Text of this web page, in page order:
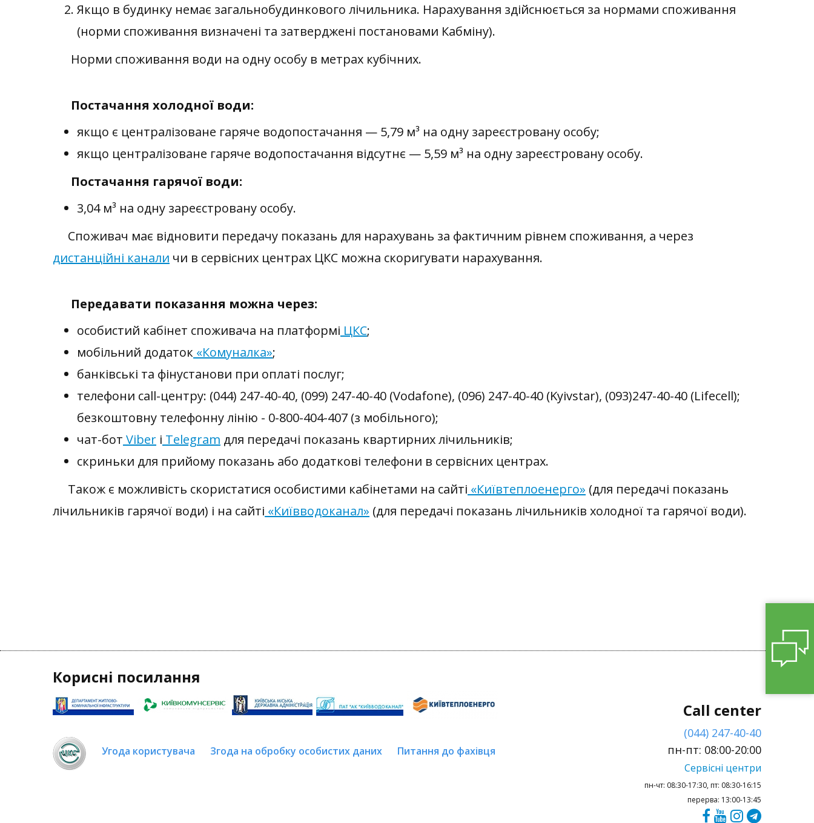
Якщо в будинку немає загальнобудинкового лічильника. Нарахування здійснюється за нормами споживання
(норми споживання визначені та затверджені постановами Кабміну).
Норми споживання води на одну особу в метрах кубічних.
Постачання холодної води:
якщо є централізоване гаряче водопостачання — 5,79 м³ на одну зареєстровану особу;
якщо централізоване гаряче водопостачання відсутнє — 5,59 м³ на одну зареєстровану особу.
Постачання гарячої води:
3,04 м³ на одну зареєстровану особу.
Споживач має відновити передачу показань для нарахувань за фактичним рівнем споживання, а через
дистанційні канали чи в сервісних центрах ЦКС можна скоригувати нарахування.
Передавати показання можна через:
особистий кабінет споживача на платформі ЦКС;
мобільний додаток «Комуналка»;
банківські та фінустанови при оплаті послуг;
телефони сall-центру: (044) 247-40-40, (099) 247-40-40 (Vodafone), (096) 247-40-40 (Kyivstar), (093)247-40-40 (Lifecell);
безкоштовну телефонну лінію - 0-800-404-407 (з мобільного);
чат-бот Viber і Telegram для передачі показань квартирних лічильників;
скриньки для прийому показань або додаткові телефони в сервісних центрах.
Також є можливість скористатися особистими кабінетами на сайті «Київтеплоенерго» (для передачі показань
лічильників гарячої води) і на сайті «Київводоканал» (для передачі показань лічильників холодної та гарячої води).
Корисні посилання
Угода користувача Згода на обробку особистих даних Питання до фахівця
Call center
(044) 247-40-40
пн-пт: 08:00-20:00
Сервісні центри
пн-чт: 08:30-17:30, пт: 08:30-16:15
перерва: 13:00-13:45